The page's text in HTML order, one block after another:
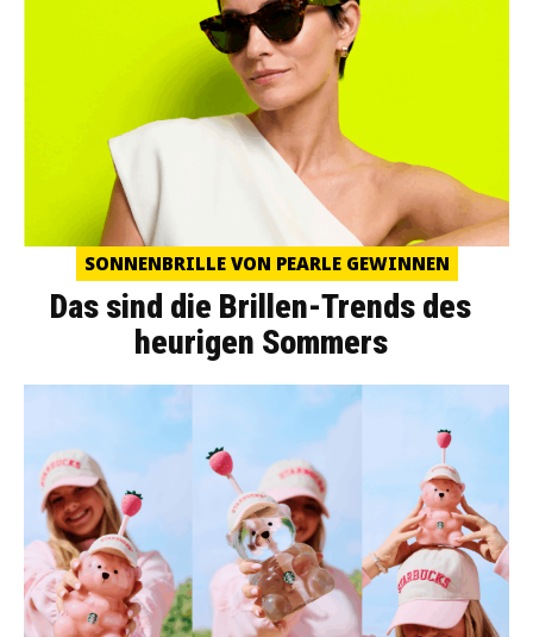
SONNENBRILLE VON PEARLE GEWINNEN
Das sind die Brillen-Trends des
heurigen Sommers